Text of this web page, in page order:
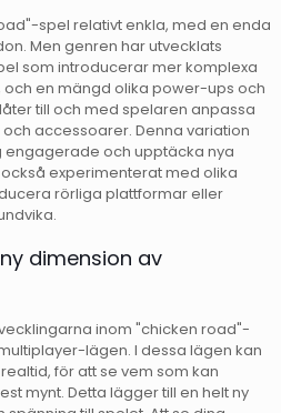
spel relativt enkla, med en enda
Men genren har utvecklats
som introducerar mer komplexa
en mängd olika power-ups och
till och med spelaren anpassa
accessoarer. Denna variation
engagerade och upptäcka nya
experimenterat med olika
rörliga plattformar eller
dimension av
inom "chicken road"-
lägen. I dessa lägen kan
för att se vem som kan
mynt. Detta lägger till en helt ny